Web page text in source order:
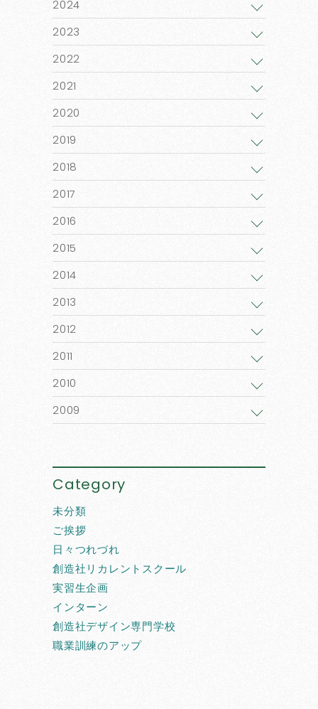
2024
2023
2022
2021
2020
2019
2018
2017
2016
2015
2014
2013
2012
2011
2010
2009
Category
未分類
ご挨拶
日々つれづれ
創造社リカレントスクール
実習生企画
インターン
創造社デザイン専門学校
職業訓練のアップ